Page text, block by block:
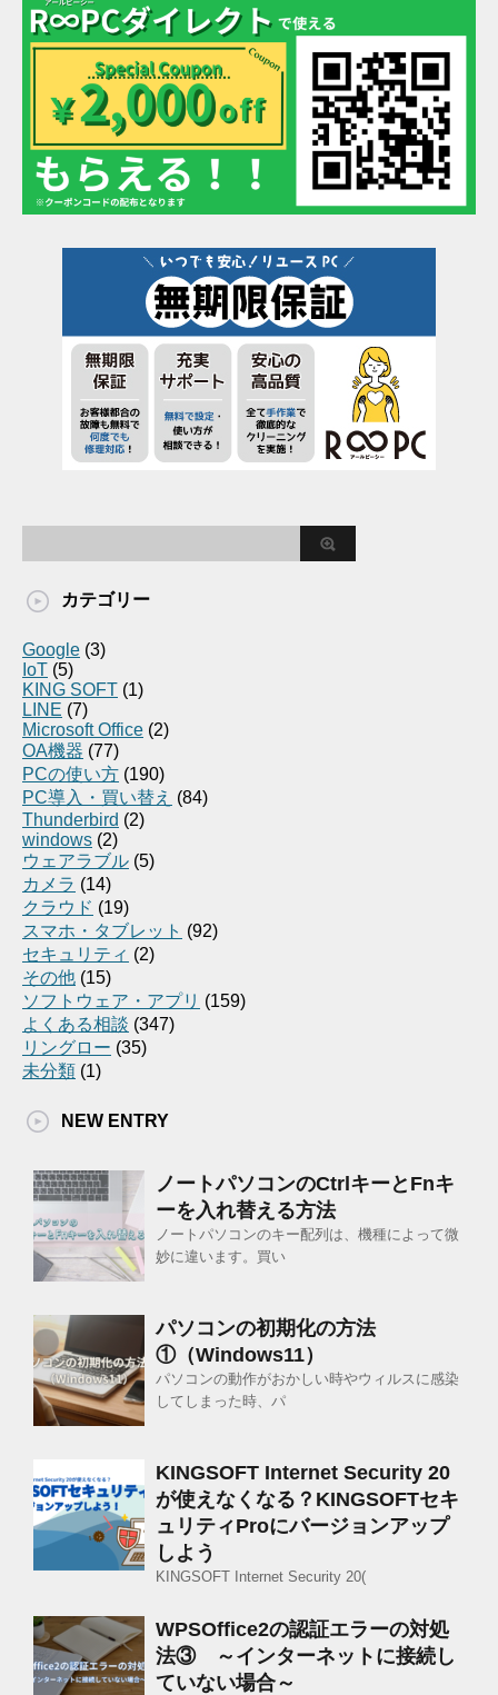
カテゴリー
Google (3)
IoT (5)
KING SOFT (1)
LINE (7)
Microsoft Office (2)
OA機器 (77)
PCの使い方 (190)
PC導入・買い替え (84)
Thunderbird (2)
windows (2)
ウェアラブル (5)
カメラ (14)
クラウド (19)
スマホ・タブレット (92)
セキュリティ (2)
その他 (15)
ソフトウェア・アプリ (159)
よくある相談 (347)
リングロー (35)
未分類 (1)
NEW ENTRY
ノートパソコンのCtrlキーとFnキ
ーを入れ替える方法
ノートパソコンのキー配列は、機種によって微
妙に違います。買い
パソコンの初期化の方法
①（Windows11）
パソコンの動作がおかしい時やウィルスに感染
してしまった時、パ
KINGSOFT Internet Security 20
が使えなくなる？KINGSOFTセキ
ュリティProにバージョンアップ
しよう
KINGSOFT Internet Security 20(
WPSOffice2の認証エラーの対処
法③ ～インターネットに接続し
ていない場合～